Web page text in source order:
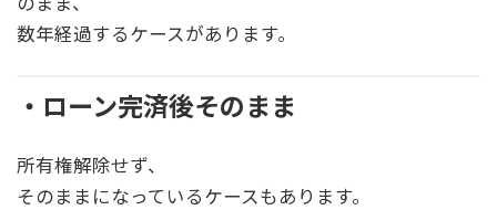
数年経過するケースがあります。
・ローン完済後そのまま
所有権解除せず、
そのままになっているケースもあります。